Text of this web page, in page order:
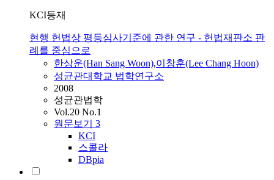
KCI등재
현행 헌법상 평등심사기준에 관한 연구 - 헌법재판소 판
례를 중심으로
한상운(Han Sang Woon),이창훈(Lee Chang Hoon)
성균관대학교 법학연구소
2008
성균관법학
Vol.20 No.1
원문보기 3
KCI
스콜라
DBpia